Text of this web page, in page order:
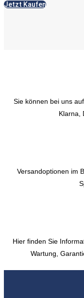
Jetzt Kaufen
Sie können bei uns
Klarna,
Versandoptionen im
Hier finden Sie
Wartung,